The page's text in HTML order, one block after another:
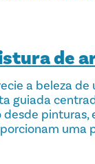
de
a beleza
guiada
desde pinturas,
uma